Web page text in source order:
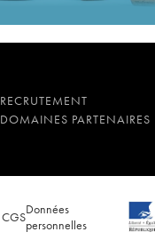
RECRUTEMENT
DOMAINES PARTENAIRES
CGSDonnées
personnelles